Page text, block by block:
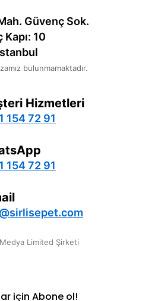
Güvenç Sok.
Kapı: 10
bulunmamaktadır.
Hizmetleri
154 72 91
154 72 91
Medya Limited Şirketi
için Abone ol!